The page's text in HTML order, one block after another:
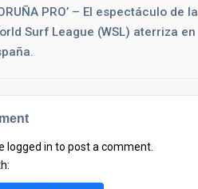
PRO’ – El espectáculo de la
Surf League (WSL) aterriza en
logged in to post a comment.